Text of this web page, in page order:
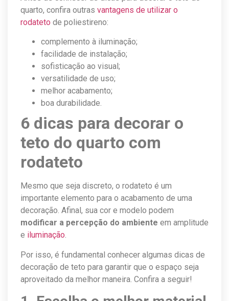
quarto, confira outras vantagens de utilizar o
rodateto de poliestireno:
complemento à iluminação;
facilidade de instalação;
sofisticação ao visual;
versatilidade de uso;
melhor acabamento;
boa durabilidade.
6 dicas para decorar o
teto do quarto com
rodateto
Mesmo que seja discreto, o rodateto é um
importante elemento para o acabamento de uma
decoração. Afinal, sua cor e modelo podem
modificar a percepção do ambiente em amplitude
e iluminação.
Por isso, é fundamental conhecer algumas dicas de
decoração de teto para garantir que o espaço seja
aproveitado da melhor maneira. Confira a seguir!